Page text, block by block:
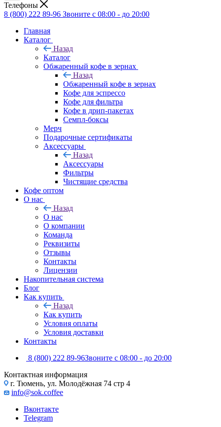
Телефоны
8 (800) 222 89-96 Звоните с 08:00 - до 20:00
Главная
Каталог
Назад
Каталог
Обжаренный кофе в зернах
Назад
Обжаренный кофе в зернах
Кофе для эспрессо
Кофе для фильтра
Кофе в дрип-пакетах
Семпл-боксы
Мерч
Подарочные сертификаты
Аксессуары
Назад
Аксессуары
Фильтры
Чистящие средства
Кофе оптом
О нас
Назад
О нас
О компании
Команда
Реквизиты
Отзывы
Контакты
Лицензии
Накопительная система
Блог
Как купить
Назад
Как купить
Условия оплаты
Условия доставки
Контакты
8 (800) 222 89-96Звоните с 08:00 - до 20:00
Контактная информация
г. Тюмень, ул. Молодёжная 74 стр 4
info@sok.coffee
Вконтакте
Telegram